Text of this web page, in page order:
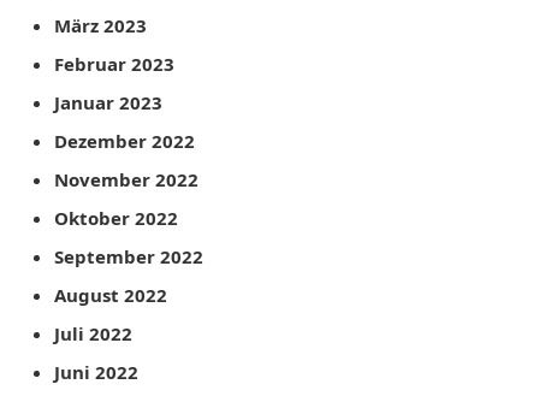
März 2023
Februar 2023
Januar 2023
Dezember 2022
November 2022
Oktober 2022
September 2022
August 2022
Juli 2022
Juni 2022